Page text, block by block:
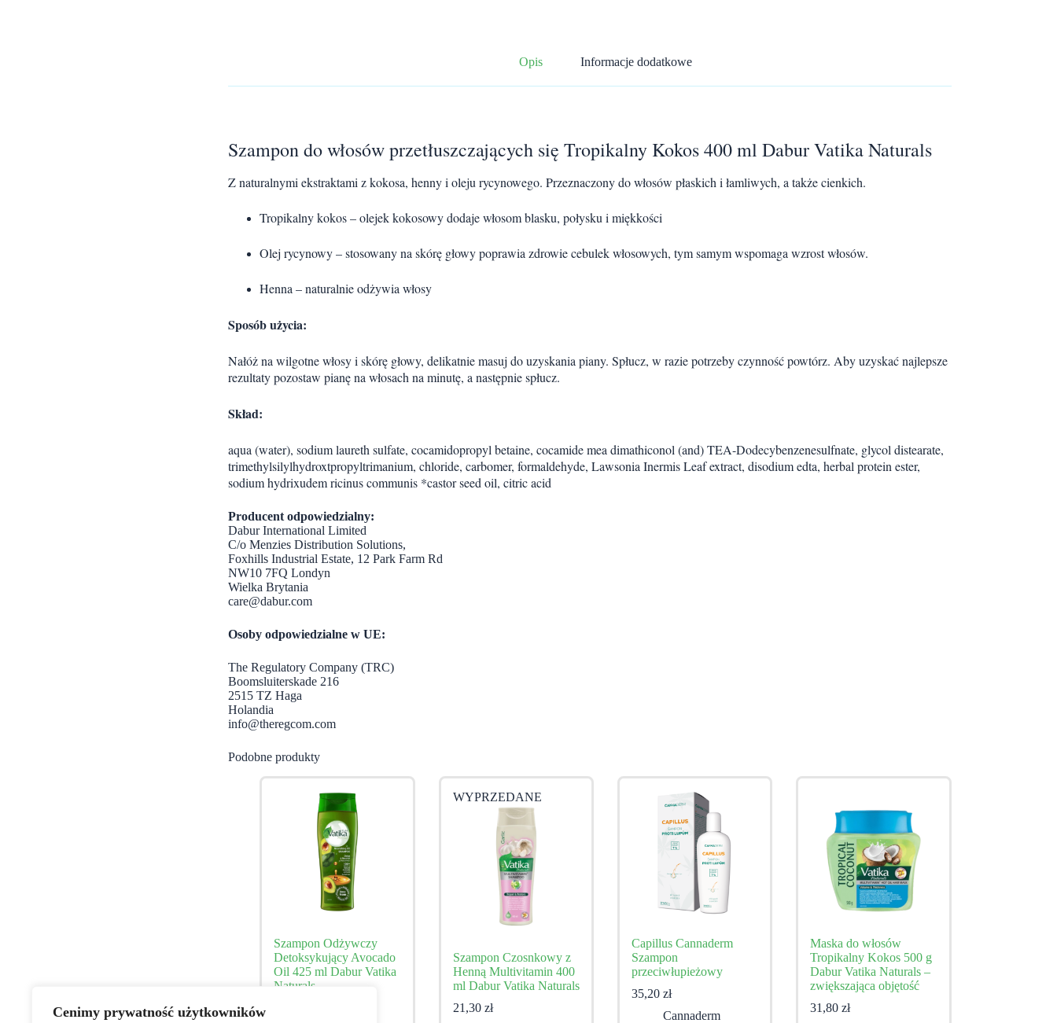
Cenimy prywatność użytkowników
Vatika
Opis Informacje dodatkowe
Szampon do włosów przetłuszczających się Tropikalny Kokos 400 ml Dabur Vatika Naturals
Z naturalnymi ekstraktami z kokosa, henny i oleju rycynowego. Przeznaczony do włosów płaskich i łamliwych, a także cienkich.
Tropikalny kokos – olejek kokosowy dodaje włosom blasku, połysku i miękkości
Olej rycynowy – stosowany na skórę głowy poprawia zdrowie cebulek włosowych, tym samym wspomaga wzrost włosów.
Henna – naturalnie odżywia włosy
Sposób użycia:
Nałóż na wilgotne włosy i skórę głowy, delikatnie masuj do uzyskania piany. Spłucz, w razie potrzeby czynność powtórz. Aby uzyskać najlepsze
rezultaty pozostaw pianę na włosach na minutę, a następnie spłucz.
Skład:
aqua (water), sodium laureth sulfate, cocamidopropyl betaine, cocamide mea dimathiconol (and) TEA-Dodecybenzenesulfnate, glycol distearate,
trimethylsilylhydroxtpropyltrimanium, chloride, carbomer, formaldehyde, Lawsonia Inermis Leaf extract, disodium edta, herbal protein ester,
sodium hydrixudem ricinus communis *castor seed oil, citric acid
Producent odpowiedzialny:
Dabur International Limited
C/o Menzies Distribution Solutions,
Foxhills Industrial Estate, 12 Park Farm Rd
NW10 7FQ Londyn
Wielka Brytania
care@dabur.com
Osoby odpowiedzialne w UE:
The Regulatory Company (TRC)
Boomsluiterskade 216
2515 TZ Haga
Holandia
info@theregcom.com
Podobne produkty
Szampon Odżywczy
Detoksykujący Avocado
Oil 425 ml Dabur Vatika
Naturals
WYPRZEDANE
Szampon Czosnkowy z
Henną Multivitamin 400
ml Dabur Vatika Naturals
21,30 zł
Capillus Cannaderm
Szampon
przeciwłupieżowy
35,20 zł
Cannaderm
Maska do włosów
Tropikalny Kokos 500 g
Dabur Vatika Naturals –
zwiększająca objętość
31,80zł